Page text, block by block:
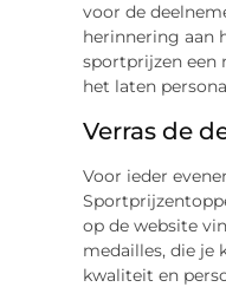
voor de
herinnering aan
sportprijzen een
het laten
Verras de
Voor ieder
op de website
medailles, die je
kwaliteit en